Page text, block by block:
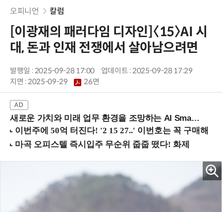
오피니언 칼럼
[이광재의 패러다임 디자인]〈15〉AI 시
대, 돈과 인재 전쟁에서 살아남으려면
발행일 : 2025-09-28 17:00
업데이트 : 2025-09-28 17:29
지면 :2025-09-29 26면
새로운 가치와 미래 업무 환경을 조망하는 AI Smart Work Summit 2026 (9/11 코엑스)